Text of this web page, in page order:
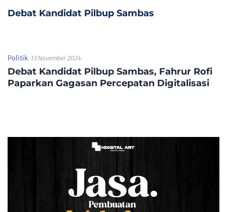
Debat Kandidat Pilbup Sambas
Politik 13 November 2024
Debat Kandidat Pilbup Sambas, Fahrur Rofi
Paparkan Gagasan Percepatan Digitalisasi